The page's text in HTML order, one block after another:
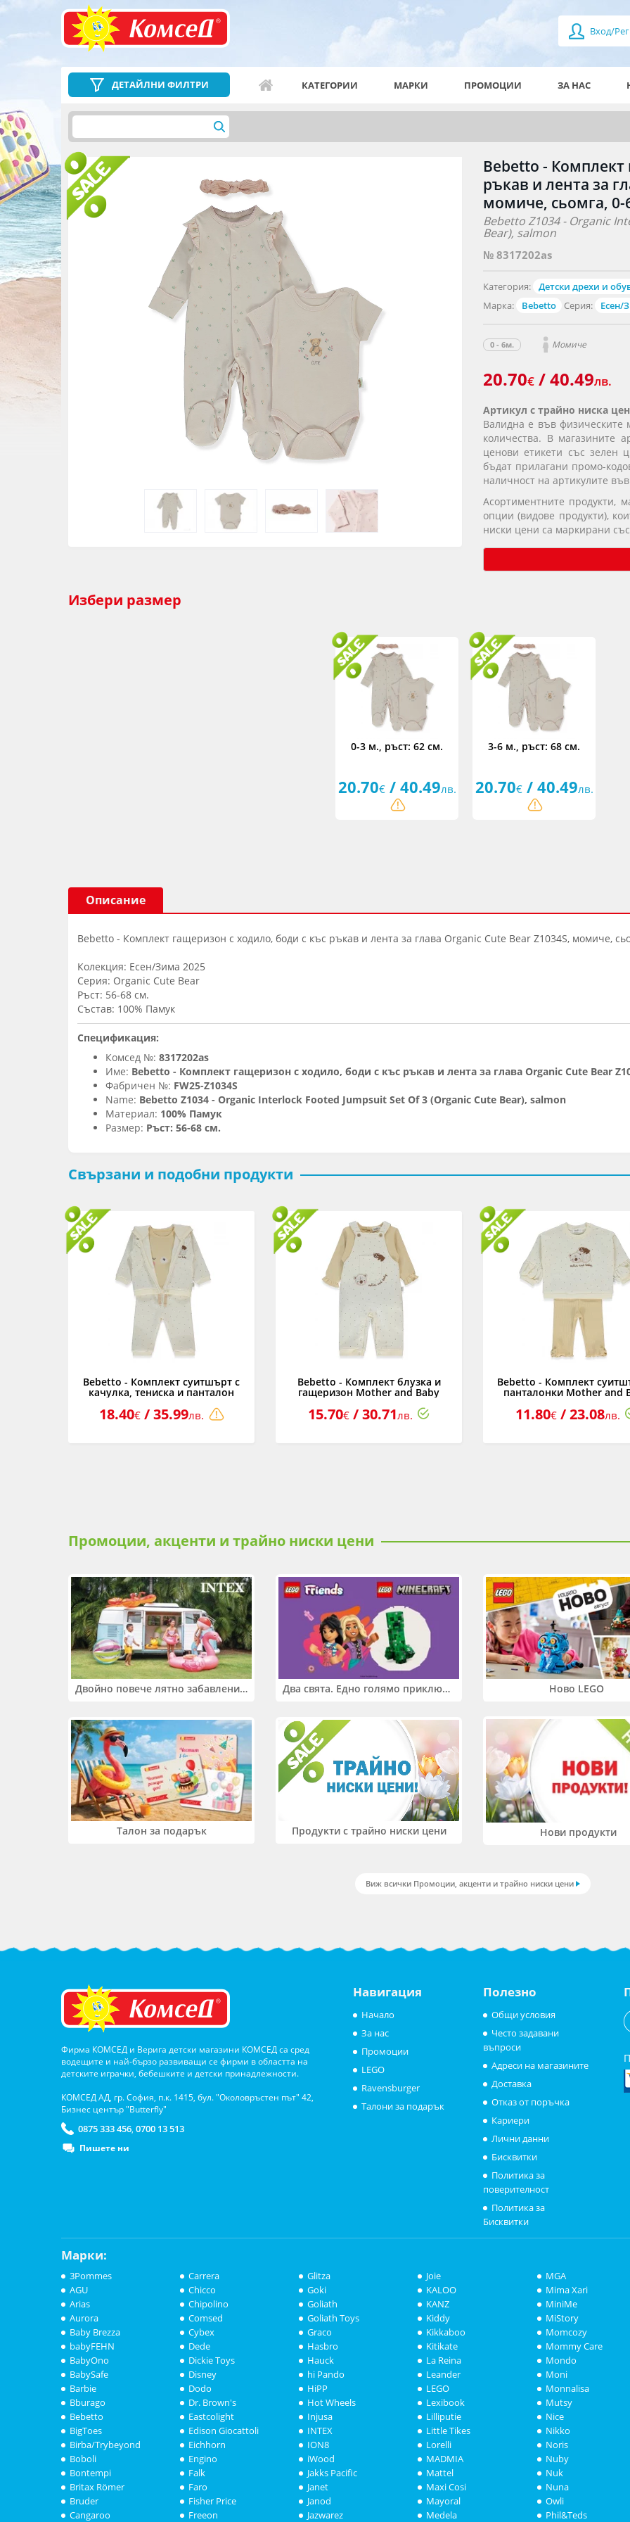
Вход/
ДЕТАЙЛНИ ФИЛТРИ КАТЕГОРИИ МАРКИ ПРОМОЦИИ ЗА НАС
Bebetto -
ръкав и лента за
момиче, сьомга, 0-
Bebetto Z1034 - Organic
Bear), salmon
№ 8317202as
Категория: Детски дрехи и
Марка:
Bebetto Серия: Есен/
0 - 6м. Момиче
20.70€ / 40.49лв.
Артикул с трайно ниска
Валидна е във
количества. В магазините
ценови етикети със зелен
бъдат прилагани промо-
наличност на артикулите
Асортиментните продукти,
опции (видове продукти),
ниски цени са маркирани
Избери размер
0-3 м., ръст: 62 см.
20.70€/ 40.49лв.
3-6 м., ръст: 68 см.
20.70€/ 40.49лв.
Описание
Bebetto - Комплект гащеризон с ходило, боди с къс ръкав и лента за глава Organic Cute Bear Z1034S, момиче,
Колекция: Есен/Зима 2025
Серия: Organic Cute Bear
Ръст: 56-68 см.
Състав: 100% Памук
Спецификация:
Комсед №: 8317202as
Име: Bebetto - Комплект гащеризон с ходило, боди с къс ръкав и лента за глава Organic Cute Bear
Фабричен №: FW25-Z1034S
Name: Bebetto Z1034 - Organic Interlock Footed Jumpsuit Set Of 3 (Organic Cute Bear), salmon
Материал: 100% Памук
Размер: Ръст: 56-68 см.
Свързани и подобни продукти
Bebetto - Комплект суитшърт с
качулка, тениска и панталон
екрю, 3-24 м.
18.40€/ 35.99лв.
Bebetto - Комплект блузка и
гащеризон Mother and Baby
15.70€ / 30.71лв.
Bebetto - Комплект
панталонки Mother and
11.80€ / 23.08лв.
Промоции, акценти и трайно ниски цени
Двойно повече лятно забавление! Купи 2 продукта INTEX и вземи -33% Два свята. Едно голямо приключение. Купи 2 продукта LEGO® Friends и/или LEGO® Minecraft и вземи -27% Ново LEGO
Талон за подарък Продукти с трайно ниски цени Нови продукти
Виж всички Промоции, акценти и трайно ниски цени
Фирма КОМСЕД и Верига детски магазини КОМСЕД са сред
водещите и най-бързо развиващи се фирми в областта на
детските играчки, бебешките и детски принадлежности.
КОМСЕД АД, гр. София, п.к. 1415, бул. "Околовръстен път" 42,
Бизнес център "Butterfly"
0875 333 456, 0700 13 513
Пишете ни
Навигация
Начало
За нас
Промоции
LEGO
Ravensburger
Талони за подарък
Полезно
Общи условия
Често задавани
въпроси
Адреси на магазините
Доставка
Отказ от поръчка
Кариери
Лични данни
Бисквитки
Политика за
поверителност
Политика за
Бисквитки
Марки:
3Pommes
AGU
Arias
Aurora
Baby Brezza
babyFEHN
BabyOno
BabySafe
Barbie
Bburago
Bebetto
BigToes
Birba/Trybeyond
Boboli
Bontempi
Britax Römer
Bruder
Cangaroo
Carrera
Chicco
Chipolino
Comsed
Cybex
Dede
Dickie Toys
Disney
Dodo
Dr. Brown's
Eastcolight
Edison Giocattoli
Eichhorn
Engino
Falk
Faro
Fisher Price
Freeon
Glitza
Goki
Goliath
Goliath Toys
Graco
Hasbro
Hauck
hi Pando
HiPP
Hot Wheels
Injusa
INTEX
ION8
iWood
Jakks Pacific
Janet
Janod
Jazwarez
Joie
KALOO
KANZ
Kiddy
Kikkaboo
Kitikate
La Reina
Leander
LEGO
Lexibook
Lilliputie
Little Tikes
Lorelli
MADMIA
Mattel
Maxi Cosi
Mayoral
Medela
MGA
Mima Xari
MiniMe
MiStory
Momcozy
Mommy Care
Mondo
Moni
Monnalisa
Mutsy
Nice
Nikko
Noris
Nuby
Nuk
Nuna
Owli
Phil&Teds